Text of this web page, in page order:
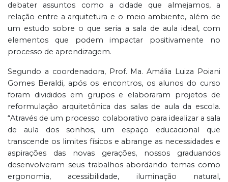
debater assuntos como a cidade que almejamos, a
relação entre a arquitetura e o meio ambiente, além de
um estudo sobre o que seria a sala de aula ideal, com
elementos que podem impactar positivamente no
processo de aprendizagem.
Segundo a coordenadora, Prof. Ma. Amália Luiza Poiani
Gomes Beraldi, após os encontros, os alunos do curso
foram divididos em grupos e elaboraram projetos de
reformulação arquitetônica das salas de aula da escola.
“Através de um processo colaborativo para idealizar a sala
de aula dos sonhos, um espaço educacional que
transcende os limites físicos e abrange as necessidades e
aspirações das novas gerações, nossos graduandos
desenvolveram seus trabalhos abordando temas como
ergonomia, acessibilidade, iluminação natural,